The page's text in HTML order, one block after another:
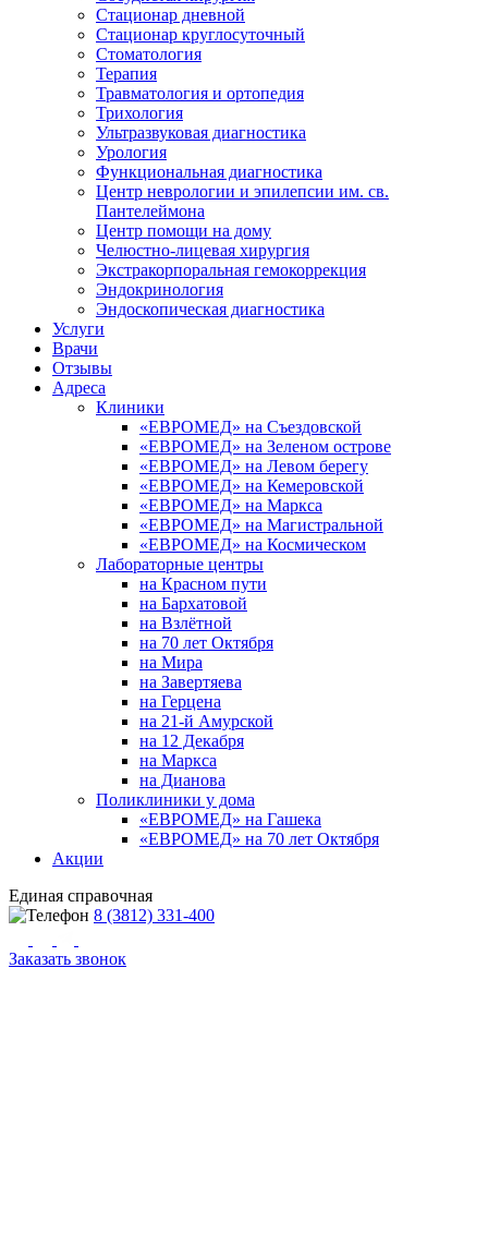
Стационар дневной
Стационар круглосуточный
Стоматология
Терапия
Травматология и ортопедия
Трихология
Ультразвуковая диагностика
Урология
Функциональная диагностика
Центр неврологии и эпилепсии им. св.
Пантелеймона
Центр помощи на дому
Челюстно-лицевая хирургия
Экстракорпоральная гемокоррекция
Эндокринология
Эндоскопическая диагностика
Услуги
Врачи
Отзывы
Адреса
Клиники
«ЕВРОМЕД» на Съездовской
«ЕВРОМЕД» на Зеленом острове
«ЕВРОМЕД» на Левом берегу
«ЕВРОМЕД» на Кемеровской
«ЕВРОМЕД» на Маркса
«ЕВРОМЕД» на Магистральной
«ЕВРОМЕД» на Космическом
Лабораторные центры
на Красном пути
на Бархатовой
на Взлётной
на 70 лет Октября
на Мира
на Завертяева
на Герцена
на 21-й Амурской
на 12 Декабря
на Маркса
на Дианова
Поликлиники у дома
«ЕВРОМЕД» на Гашека
«ЕВРОМЕД» на 70 лет Октября
Акции
Единая справочная
8 (3812) 331-400
Заказать звонок